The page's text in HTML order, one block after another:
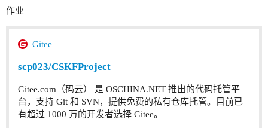
作业
Gitee
scp023/CSKFProject
Gitee.com（码云） 是 OSCHINA.NET 推出的代码托管平
台，支持 Git 和 SVN，提供免费的私有仓库托管。目前已
有超过 1000 万的开发者选择 Gitee。